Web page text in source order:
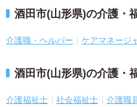
酒田市(山形県)の介護・
介護職・ヘルパー ケアマネージ
酒田市(山形県)の介護・
介護福祉士 社会福祉士 介護職